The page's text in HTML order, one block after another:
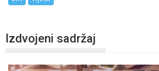
Izdvojeni sadržaj